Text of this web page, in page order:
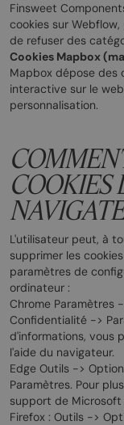
Finsweet
cookies sur
de refuser des
Cookies Mapbox
Mapbox dépose des
interactive sur le
personnalisation.
COOKIES
L'utilisateur peut, à
supprimer les
paramètres de
ordinateur :
Chrome Paramètres
Confidentialité ->
d'informations, vous
l'aide du navigateur.
Edge Outils ->
Paramètres. Pour
support de Microsoft
Firefox : Outils ->